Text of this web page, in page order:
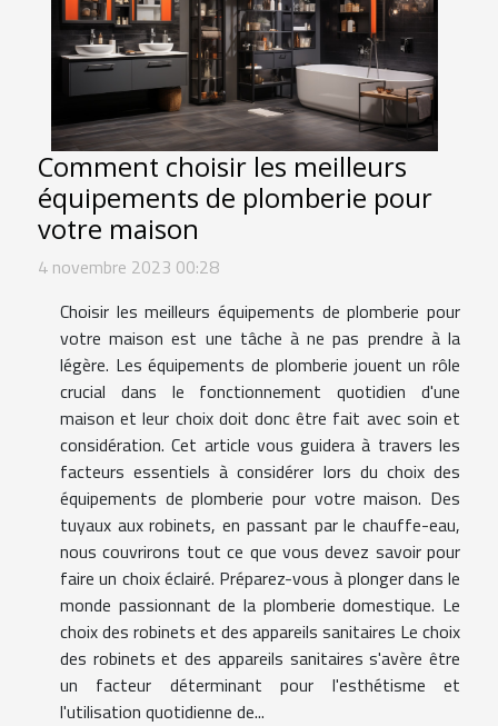
Comment choisir les meilleurs
équipements de plomberie pour
votre maison
4 novembre 2023 00:28
Choisir les meilleurs équipements de plomberie pour
votre maison est une tâche à ne pas prendre à la
légère. Les équipements de plomberie jouent un rôle
crucial dans le fonctionnement quotidien d'une
maison et leur choix doit donc être fait avec soin et
considération. Cet article vous guidera à travers les
facteurs essentiels à considérer lors du choix des
équipements de plomberie pour votre maison. Des
tuyaux aux robinets, en passant par le chauffe-eau,
nous couvrirons tout ce que vous devez savoir pour
faire un choix éclairé. Préparez-vous à plonger dans le
monde passionnant de la plomberie domestique. Le
choix des robinets et des appareils sanitaires Le choix
des robinets et des appareils sanitaires s'avère être
un facteur déterminant pour l'esthétisme et
l'utilisation quotidienne de...